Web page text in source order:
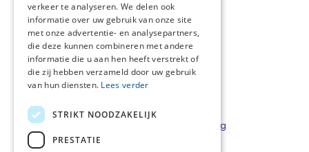
Agenda
Nieuwsflits
Contact
AVG
Privacyverklaring
verkeer te analyseren. We delen ook
informatie over uw gebruik van onze site
met onze advertentie- en analysepartners,
die deze kunnen combineren met andere
informatie die u aan hen heeft verstrekt of
die zij hebben verzameld door uw gebruik
van hun diensten. Lees verder
STRIKT NOODZAKELIJK
PRESTATIE